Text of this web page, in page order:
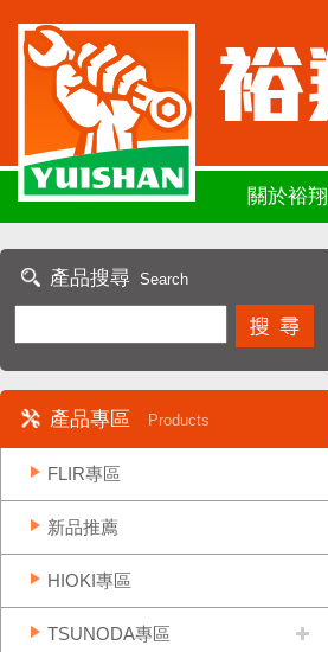
關於裕翔
產品搜尋 Search
產品專區 Products
FLIR專區
新品推薦
HIOKI專區
TSUNODA專區